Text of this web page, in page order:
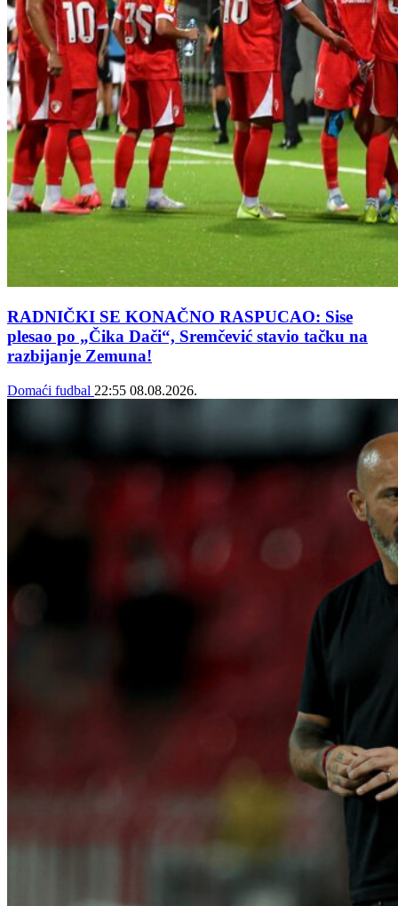
RADNIČKI SE KONAČNO RASPUCAO: Sise
plesao po „Čika Dači“, Sremčević stavio tačku na
razbijanje Zemuna!
Domaći fudbal 22:55 08.08.2026.